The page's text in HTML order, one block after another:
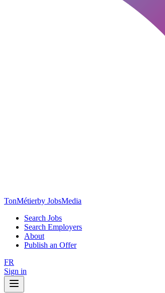
TonMétierby JobsMedia
Search Jobs
Search Employers
About
Publish an Offer
FR
Sign in